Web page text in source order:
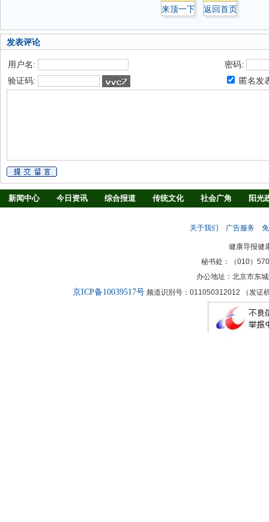
来顶一下 返回首页
发表评论
用户名:
密码:
验证码:
匿名发
新闻中心 今日资讯 综合报道 传统文化 社会广角
阳光
关于我们 广告服务
健康导报健
秘书处：（010）
办公地址：北京市东
京ICP备10039517号频道识别号：011050312012 （发证